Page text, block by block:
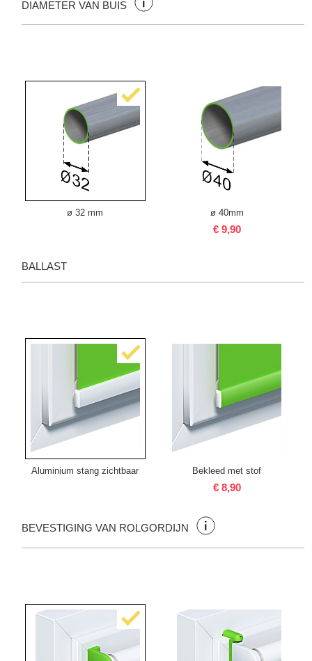
DIAMETER VAN BUIS
ø 32 mm ø 40mm
€ 9,90
BALLAST
Aluminium stang zichtbaar Bekleed met stof
€ 8,90
BEVESTIGING VAN ROLGORDIJN